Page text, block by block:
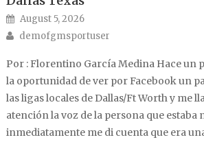
Posted on
August 5, 2026
Author
demofgmsportuser
Por : Florentino García Medina Hace un
la oportunidad de ver por Facebook un
las ligas locales de Dallas/Ft Worth y me
atención la voz de la persona que estaba
inmediatamente me di cuenta que era